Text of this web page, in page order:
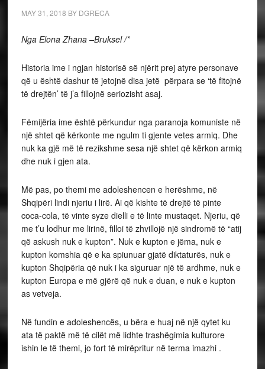
MAY 31, 2018 BY DGRECA
Nga Elona Zhana –Bruksel /*
Historia ime i ngjan historisë së njërit prej atyre personave
që u është dashur të jetojnë disa jetë përpara se ‘të fitojnë
të drejtën’ të j’a fillojnë seriozisht asaj.
Fëmijëria ime është përkundur nga paranoja komuniste në
një shtet që kërkonte me ngulm ti gjente vetes armiq. Dhe
nuk ka gjë më të rezikshme sesa një shtet që kërkon armiq
dhe nuk i gjen ata.
Më pas, po themi me adoleshencen e herëshme, në
Shqipëri lindi njeriu i lirë. Ai që kishte të drejtë të pinte
coca-cola, të vinte syze dielli e të linte mustaqet. Njeriu, që
me t’u lodhur me lirinë, filloi të zhvillojë një sindromë të “atij
që askush nuk e kupton”. Nuk e kupton e jëma, nuk e
kupton komshia që e ka spiunuar gjatë diktaturës, nuk e
kupton Shqipëria që nuk i ka siguruar një të ardhme, nuk e
kupton Europa e më gjërë që nuk e duan, e nuk e kupton
as vetveja.
Në fundin e adoleshencës, u bëra e huaj në një qytet ku
ata të paktë më të cilët më lidhte trashëgimia kulturore
ishin le të themi, jo fort të mirëpritur në terma imazhi .